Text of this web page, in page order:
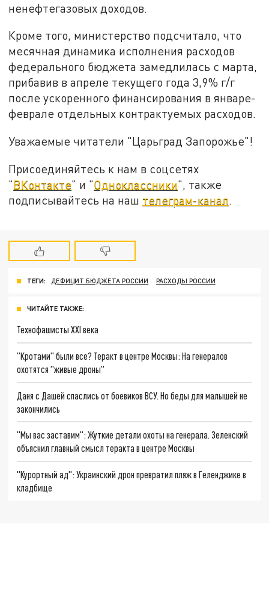
ненефтегазовых доходов.
Кроме того, министерство подсчитало, что
месячная динамика исполнения расходов
федерального бюджета замедлилась с марта,
прибавив в апреле текущего года 3,9% г/г
после ускоренного финансирования в январе-
феврале отдельных контрактуемых расходов.
Уважаемые читатели "Царьград Запорожье"!
Присоединяйтесь к нам в соцсетях
"ВКонтакте" и "Одноклассники", также
подписывайтесь на наш телеграм-канал.
ТЕГИ: ДЕФИЦИТ БЮДЖЕТА РОССИИ РАСХОДЫ РОССИИ
ЧИТАЙТЕ ТАКЖЕ:
Технофашисты XXI века
"Кротами" были все? Теракт в центре Москвы: На генералов
охотятся "живые дроны"
Даня с Дашей спаслись от боевиков ВСУ. Но беды для малышей не
закончились
"Мы вас заставим": Жуткие детали охоты на генерала. Зеленский
объяснил главный смысл теракта в центре Москвы
"Курортный ад": Украинский дрон превратил пляж в Геленджике в
кладбище